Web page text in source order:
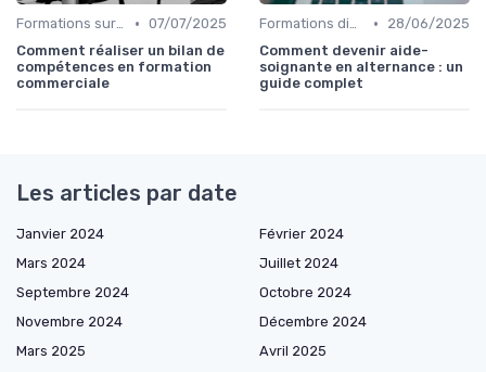
Formations sur mesure pour entreprises • 07/07/2025
Comment réaliser un bilan de
compétences en formation
commerciale
Formations diplômantes •
28/06/2025
Comment devenir aide-
soignante en alternance : un
guide complet
Les articles par date
Janvier 2024
Février 2024
Mars 2024
Juillet 2024
Septembre 2024
Octobre 2024
Novembre 2024
Décembre 2024
Mars 2025
Avril 2025